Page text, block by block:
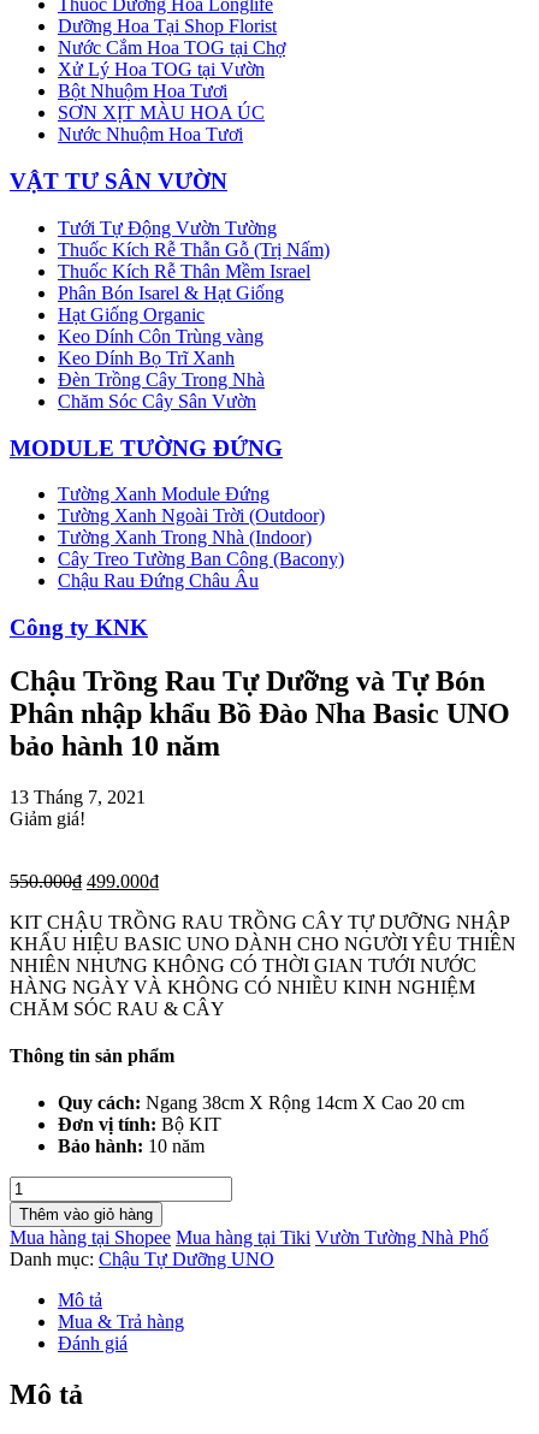
Thuốc Dưỡng Hoa Longlife
Dưỡng Hoa Tại Shop Florist
Nước Cắm Hoa TOG tại Chợ
Xử Lý Hoa TOG tại Vườn
Bột Nhuộm Hoa Tươi
SƠN XỊT MÀU HOA ÚC
Nước Nhuộm Hoa Tươi
VẬT TƯ SÂN VƯỜN
Tưới Tự Động Vườn Tường
Thuốc Kích Rễ Thẫn Gỗ (Trị Nấm)
Thuốc Kích Rễ Thân Mềm Israel
Phân Bón Isarel & Hạt Giống
Hạt Giống Organic
Keo Dính Côn Trùng vàng
Keo Dính Bọ Trĩ Xanh
Đèn Trồng Cây Trong Nhà
Chăm Sóc Cây Sân Vườn
MODULE TƯỜNG ĐỨNG
Tường Xanh Module Đứng
Tường Xanh Ngoài Trời (Outdoor)
Tường Xanh Trong Nhà (Indoor)
Cây Treo Tường Ban Công (Bacony)
Chậu Rau Đứng Châu Âu
Công ty KNK
Chậu Trồng Rau Tự Dưỡng và Tự Bón
Phân nhập khẩu Bồ Đào Nha Basic UNO
bảo hành 10 năm
13 Tháng 7, 2021
Giảm giá!
550.000₫ 499.000₫
KIT CHẬU TRỒNG RAU TRỒNG CÂY TỰ DƯỠNG NHẬP
KHẨU HIỆU BASIC UNO DÀNH CHO NGƯỜI YÊU THIÊN
NHIÊN NHƯNG KHÔNG CÓ THỜI GIAN TƯỚI NƯỚC
HÀNG NGÀY VÀ KHÔNG CÓ NHIỀU KINH NGHIỆM
CHĂM SÓC RAU & CÂY
Thông tin sản phẩm
Quy cách: Ngang 38cm X Rộng 14cm X Cao 20 cm
Đơn vị tính: Bộ KIT
Bảo hành: 10 năm
Chậu
Trồng
Rau
Tự
Dưỡng
Bón
nhập
khẩu
Thêm vào giỏ hàng
Mua hàng tại Shopee Mua hàng tại Tiki Vườn Tường Nhà Phố
Danh mục: Chậu Tự Dưỡng UNO
Mô tả
Mua & Trả hàng
Đánh giá
Mô tả